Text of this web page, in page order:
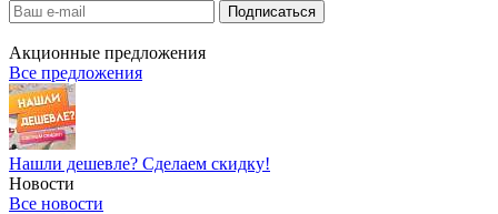
Акционные предложения
Все предложения
Нашли дешевле? Сделаем скидку!
Новости
Все новости